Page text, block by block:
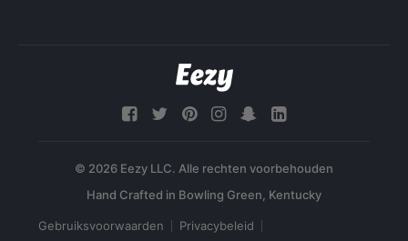
© 2026 Eezy LLC. Alle rechten voorbehouden
Gebruiksvoorwaarden Privacybeleid